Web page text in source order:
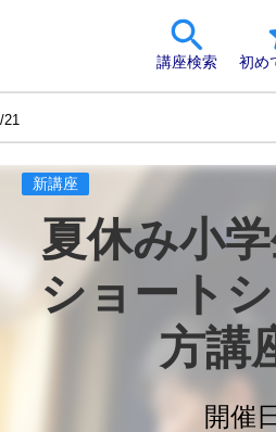
講座検索 初め
21
新講座
夏休み小
ショート
方講
開催日